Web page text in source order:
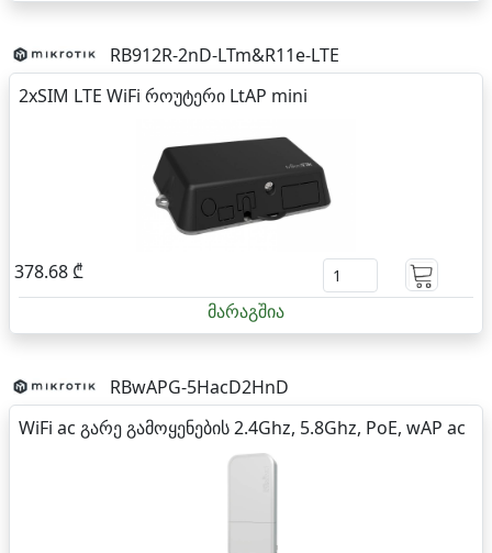
RB912R-2nD-LTm&R11e-LTE
2xSIM LTE WiFi როუტერი LtAP mini
378.68 ₾
მარაგშია
RBwAPG-5HacD2HnD
WiFi ac გარე გამოყენების 2.4Ghz, 5.8Ghz, PoE, wAP ac